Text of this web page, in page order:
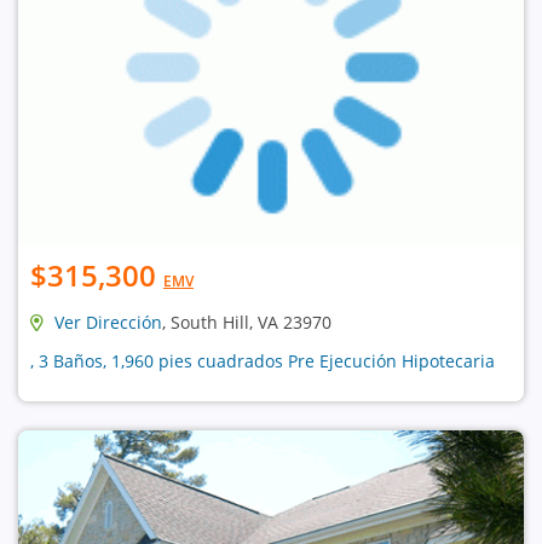
$315,300 EMV
Ver Dirección, South Hill, VA 23970
, 3 Baños, 1,960 pies cuadrados Pre Ejecución Hipotecaria